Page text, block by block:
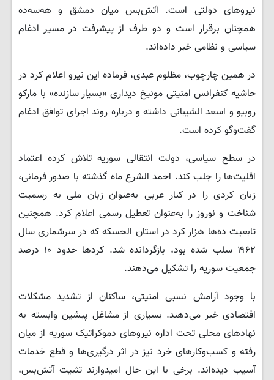
نیروهای دولتی است. آتش‌بس میان دمشق و هەسەدە
همچنان برقرار است و دو طرف از پیشرفت در مسیر ادغام
سیاسی و نظامی خبر داده‌اند.
در همین چارچوب، مظلوم عبدی، فرماده این نیرو اعلام کرد در
حاشیه کنفرانس امنیتی مونیخ دیداری «بسیار سازنده» با مارکو
روبیو و اسعد الشیبانی داشته و درباره روند اجرای توافق ادغام
گفت‌وگو کرده است.
در سطح سیاسی، دولت انتقالی سوریه تلاش کرده اعتماد
اقلیت‌ها را جلب کند. احمد الشرع ماه گذشته با صدور فرمانی،
زبان کردی را در کنار عربی به‌عنوان زبان ملی به رسمیت
شناخت و نوروز را به‌عنوان تعطیل رسمی اعلام کرد. همچنین
تابعیت ده‌ها هزار کرد در استان الحسکه که در سرشماری سال
۱۹۶۲ سلب شده بود، بازگردانده شد. کردها حدود ۱۰ درصد
جمعیت سوریه را تشکیل می‌دهند.
با وجود آرامش نسبی امنیتی، ساکنان از تشدید مشکلات
اقتصادی خبر می‌دهند. بسیاری از مشاغل پیشین وابسته به
نهادهای محلی تحت اداره نیروهای دموکراتیک سوریه از میان
رفته و کسب‌وکارهای خرد نیز در اثر درگیری‌ها و قطع خدمات
آسیب دیده‌اند. برخی با این حال امیدوارند تثبیت آتش‌بس،